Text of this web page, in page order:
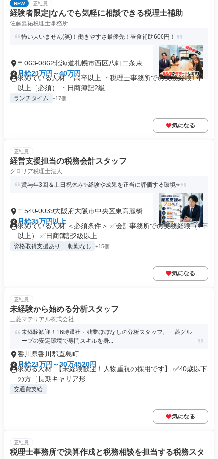
NEW 正社員
経験者限定|なんでも気軽に相談できる税理士補助
佐藤嘉祐税理士事務所
怖い人いません(笑)！働きやすさ最優先！昼食補助600円！
〒063-0862北海道札幌市西区八軒二条東
月給20万円～40万円
求めている人材 ・高卒以上 ・税理士事務所での実務経験1年
以上（必須） ・日商簿記2級...
ランチタイム +17個
気になる
正社員
経営支援担当の税務会計スタッフ
グロリア税理士法人
賞与年3回＆土日祝休み✨経験や成果を正当に評価する環境⭐
〒540-0039大阪府大阪市中央区東高麗橋
月給35万円以上
求めている人材 ＜必須条件＞ ✅会計事務所での実務経験（1年
以上） ✅日商簿記2級以上...
資格取得支援あり 転勤なし +15個
気になる
正社員
未経験から始める分析スタッフ
三菱マテリアル株式会社
未経験歓迎！16時退社・残業ほぼなしの分析スタッフ。三菱グル
ープの安定環境で専門スキルを身...
香川県香川郡直島町
月給23万円～30万4520円
求める人材: 【未経験歓迎！人物重視の採用です】 ✅40歳以下
の方（長期キャリア形...
交通費支給
気になる
正社員
税理士事務所で決算作成と税務相談を担当する税務スタ